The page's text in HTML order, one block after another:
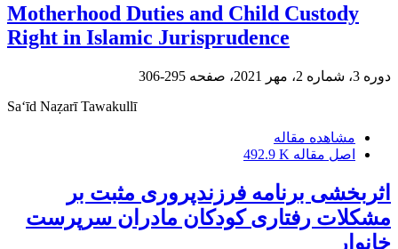
Motherhood Duties and Child Custody
Right in Islamic Jurisprudence
دوره 3، شماره 2، مهر 2021، صفحه
295-306
Sa‘īd Naẓarī Tawakullī
مشاهده مقاله
اصل مقاله 492.9 K
اثربخشی برنامه فرزندپروری مثبت بر
مشکلات رفتاری کودکان مادران سرپرست
خانوار